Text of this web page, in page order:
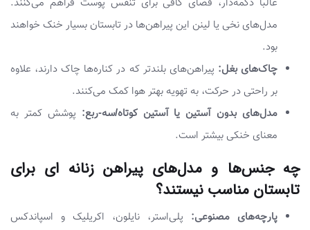
مدل‌های نخی یا لینن این پیراهن‌ها در تابستان بسیار خنک خواهند
بود.
چاک‌های بغل: پیراهن‌های بلندتر که در کناره‌ها چاک دارند، علاوه
بر راحتی در حرکت، به تهویه بهتر هوا کمک می‌کنند.
مدل‌های بدون آستین یا آستین کوتاه/سه-ربع: پوشش کمتر به
معنای خنکی بیشتر است.
چه جنس‌ها و مدل‌های پیراهن زنانه ای برای
تابستان مناسب نیستند؟
پارچه‌های مصنوعی: پلی‌استر، نایلون، اکریلیک و اسپاندکس